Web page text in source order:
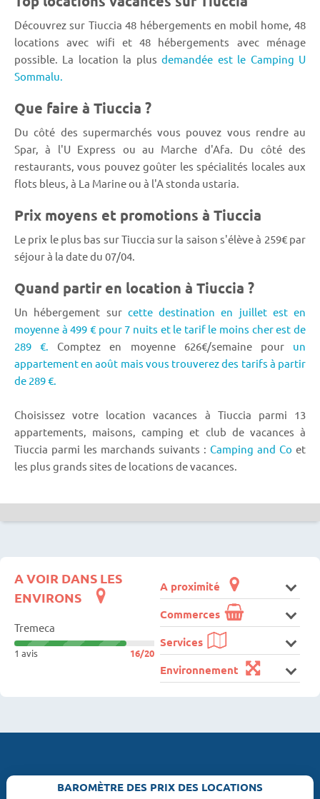
Découvrez sur Tiuccia 48 hébergements en mobil home, 48
locations avec wifi et 48 hébergements avec ménage
possible. La location la plusdemandée est le Camping U
Sommalu.
Que faire à Tiuccia ?
Du côté des supermarchés vous pouvez vous rendre au
Spar, à l'U Express ou au Marche d'Afa. Du côté des
restaurants, vous pouvez goûter les spécialités locales aux
flots bleus, à La Marine ou à l'A stonda ustaria.
Prix moyens et promotions à Tiuccia
Le prix le plus bas sur Tiuccia sur la saison s'élève à 259€ par
séjour à la date du 07/04.
Quand partir en location à Tiuccia ?
Un hébergement sur cette destination en juillet est en
moyenne à 499 € pour 7 nuits et le tarif le moins cher est de
289 €. Comptez en moyenne 626€/semaine pour un
appartement en août mais vous trouverez des tarifs à partir
de 289 €.
Choisissez votre location vacances à Tiuccia parmi 13
appartements, maisons, camping et club de vacances à
Tiuccia parmi les marchands suivants : Camping and Co et
les plus grands sites de locations de vacances.
A VOIR DANS LES
ENVIRONS
Tremeca
1 avis 16/20
A proximité
Commerces
Services
Environnement
BAROMÈTRE DES PRIX DES LOCATIONS